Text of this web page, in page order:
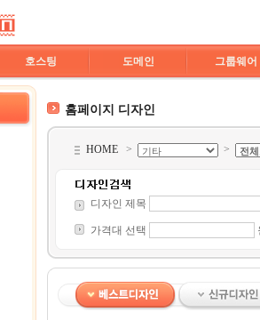
호스팅 도메인 그룹웨어
홈페이지 디자인
HOME > >
디자인 제목
가격대 선택